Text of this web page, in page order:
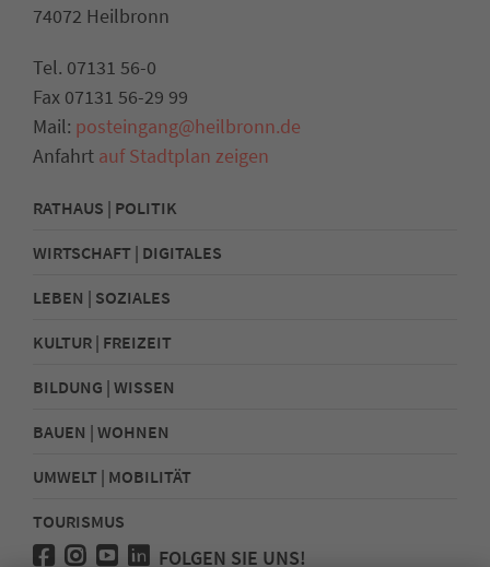
74072 Heilbronn
Tel. 07131 56-0
Fax 07131 56-29 99
Mail: posteingang@heilbronn.de
Anfahrt auf Stadtplan zeigen
RATHAUS | POLITIK
WIRTSCHAFT | DIGITALES
LEBEN | SOZIALES
KULTUR | FREIZEIT
BILDUNG | WISSEN
BAUEN | WOHNEN
UMWELT | MOBILITÄT
TOURISMUS
FOLGEN SIE UNS!